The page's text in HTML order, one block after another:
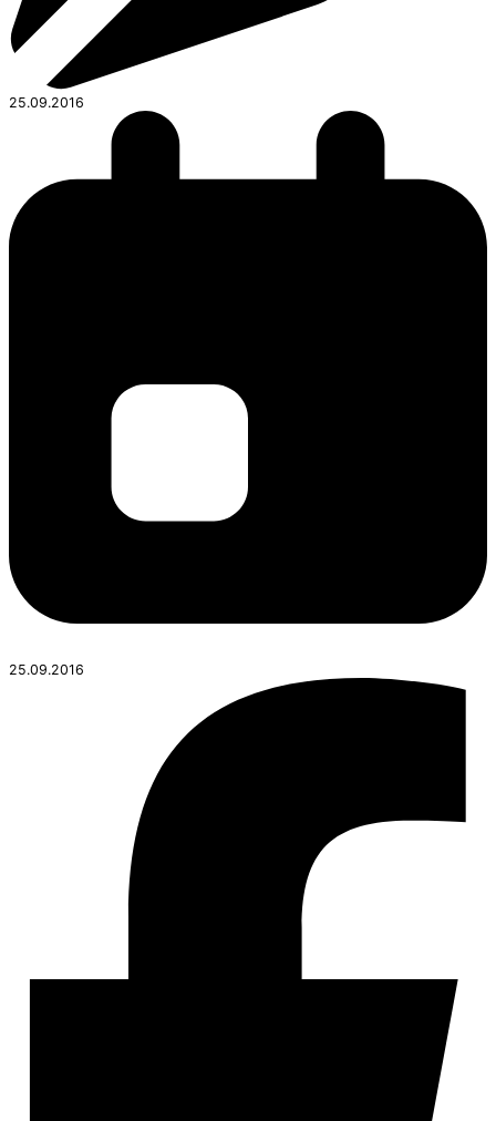
25.09.2016
25.09.2016